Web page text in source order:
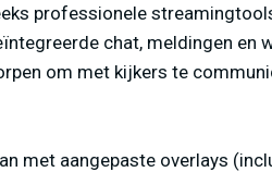
professionele
chat, meldingen en
om met kijkers te
met aangepaste overlays